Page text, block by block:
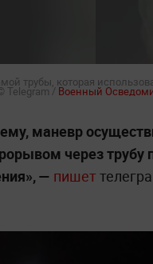
трубы, которая
Telegram / Военный
маневр
через трубу
— пишет